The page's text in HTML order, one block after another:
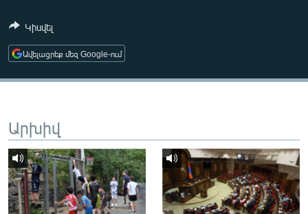
ՄՇԱԿՈՒՅԹ
ՍՊՈՐՏ
ՄԵԿՆԱԲԱՆՈՒԹՅՈՒՆ
ԿՈՐՈՆԱՎԻՐՈՒՍ
ԱՐԽԻՎ
ՏԵՍԱՆՅՈՒԹԵՐ
ԲԱՆԱՎԵՃ
Կիսվել
Ավելացրեք մեզ Google-ում
Արխիվ